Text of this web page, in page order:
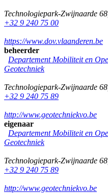
Technologiepark-Zwijnaarde 68
+32 9 240 75 00
https://www.dov.vlaanderen.be
beheerder
Departement Mobiliteit en
Geotechniek
Technologiepark-Zwijnaarde 68
+32 9 240 75 89
http://www.geotechniekvo.be
eigenaar
Departement Mobiliteit en
Geotechniek
Technologiepark-Zwijnaarde 68
+32 9 240 75 89
http://www.geotechniekvo.be